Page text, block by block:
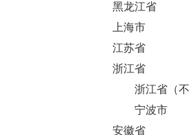
黑龙江省
上海市
江苏省
浙江省
浙江省（
宁波市
安徽省